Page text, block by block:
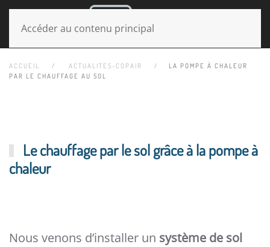
Accéder au contenu principal
ACCUEIL ACTUALITES-COPAIR
LA POMPE À CHALEUR
PAR LE CHAUFFAGE AU SOL
Le chauffage par le sol grâce à la pompe à
chaleur
Nous venons d’installer un système de sol